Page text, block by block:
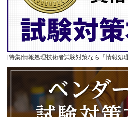
[特集]情報処理技術者試験対策なら「情報処